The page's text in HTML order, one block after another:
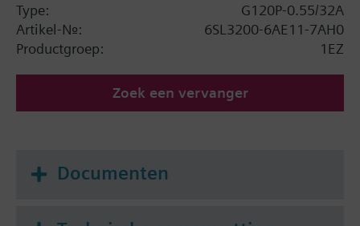
The depth increases when using a BOP-2 by 10
mm, and with an IOP 20 mm.
Type:
G120P-0.55/32A
Artikel-Nr.:
6SL3200-6AE11-7AH0
Productgroep:
1EZ
Zoek een vervanger
Documenten